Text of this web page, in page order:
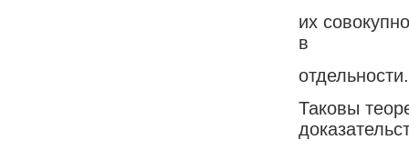
их
в
отдельности.
Таковы